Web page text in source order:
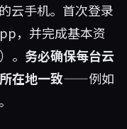
云手机。首次登录
，并完成基本资
。 务必确保每台云
在地一致——例如